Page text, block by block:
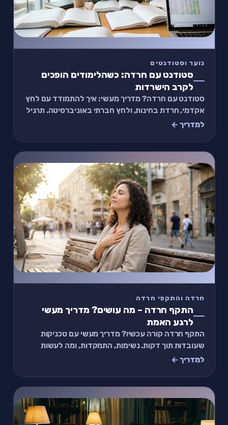
נוער וסטודנטים
סטודנט עם חרדה: כשהלימודים הופכים
לקרב הישרדות
סטודנט עם חרדה? מדריך מעשי: איך להתמודד עם לחץ
אקדמי, חרדת בחינות, ולחץ חברתי באוניברסיטה. תרגיל
של 2 דקות ומתי לפנות לייעוץ.
למדריך ←
חרדה והתקפי חרדה
התקף חרדה – מה עושים? מדריך מעשי
לרגע האמת
התקף חרדה קורה עכשיו? מדריך מעשי עם טכניקות
שעובדות תוך דקות. נשימות, התמקדות, ומה לעשות
אחרי שזה עובר.
למדריך ←